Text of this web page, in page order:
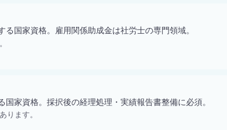
国家資格。雇用関係助成金は社労士の専門領域。
家資格。採択後の経理処理・実績報告書整備に必須。
ります。